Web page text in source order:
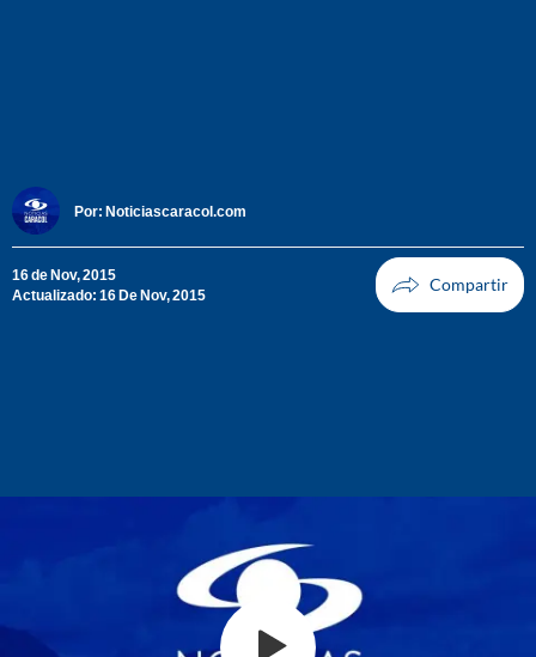
Por: Noticiascaracol.com
16 de Nov, 2015
Actualizado: 16 De Nov, 2015